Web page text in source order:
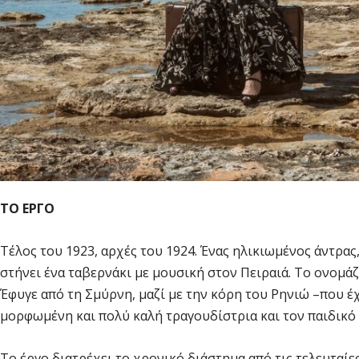
ΤΟ ΕΡΓΟ
Τέλος του 1923, αρχές του 1924. Ένας ηλικιωμένος
στήνει ένα ταβερνάκι με μουσική στον Πειραιά. Το
Έφυγε από τη Σμύρνη, μαζί με την κόρη του Ρηνιώ –που
μορφωμένη και πολύ καλή τραγουδίστρια και τον